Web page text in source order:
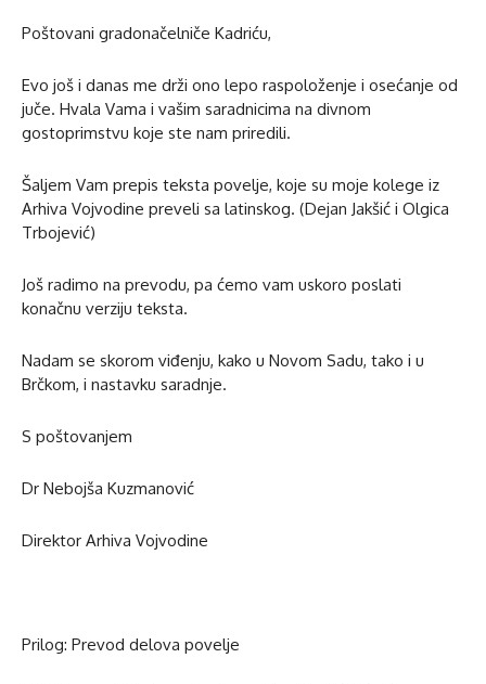
Poštovani gradonačelniče Kadriću,
Evo još i danas me drži ono lepo raspoloženje i osećanje od
juče. Hvala Vama i vašim saradnicima na divnom
gostoprimstvu koje ste nam priredili.
Šaljem Vam prepis teksta povelje, koje su moje kolege iz
Arhiva Vojvodine preveli sa latinskog. (Dejan Jakšić i Olgica
Trbojević)
Još radimo na prevodu, pa ćemo vam uskoro poslati
konačnu verziju teksta.
Nadam se skorom viđenju, kako u Novom Sadu, tako i u
Brčkom, i nastavku saradnje.
S poštovanjem
Dr Nebojša Kuzmanović
Direktor Arhiva Vojvodine
Prilog: Prevod delova povelje